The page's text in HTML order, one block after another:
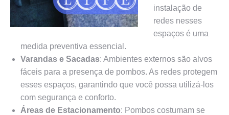
instalação de
redes nesses
espaços é uma
medida preventiva essencial.
Varandas e Sacadas: Ambientes externos são alvos
fáceis para a presença de pombos. As redes protegem
esses espaços, garantindo que você possa utilizá-los
com segurança e conforto.
Áreas de Estacionamento: Pombos costumam se